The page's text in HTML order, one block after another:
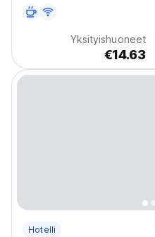
Yksityishuoneet
€14.63
Hotelli